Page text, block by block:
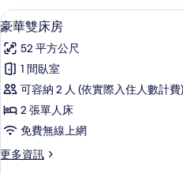
雙
人
床
的
所
有
相
片
房,
1
特
大
人
床
的
詳
情
顯
示
豪
華
雙
床
房
的
4
豪華雙床房
52 平方公尺
1 間臥室
可容納 2 人 (依實際入住人數計費)
2 張單人床
免費無線上網
更多資訊
更